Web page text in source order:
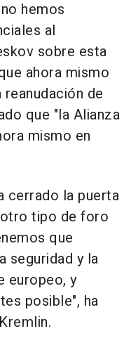
hemos
al
sobre esta
ahora mismo
de
que "la Alianza
mismo en
cerrado la puerta
tipo de foro
que
seguridad y la
europeo, y
posible", ha